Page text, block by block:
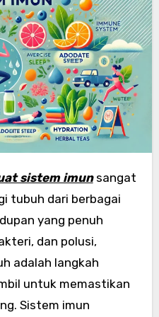
sistem imunsangat
tubuh dari berbagai
yang penuh
dan polusi,
adalah langkah
untuk memastikan
Sistem imun